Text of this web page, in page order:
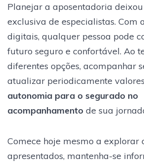
Planejar a aposentadoria
exclusiva de especialistas. Com
digitais, qualquer pessoa pode
futuro seguro e confortável. Ao
diferentes opções, acompanhar
atualizar periodicamente
autonomia para o segurado no
acompanhamento de sua
Comece hoje mesmo a explorar
apresentados, mantenha-se